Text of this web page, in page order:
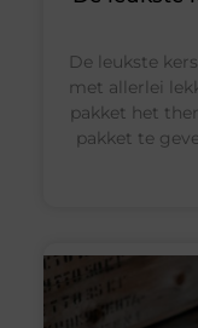
De leukste
met allerlei
pakket het
pakket te